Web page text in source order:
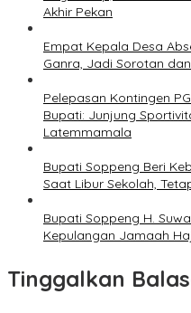
Akhir Pekan
Empat Kepala Desa
Ganra, Jadi Sorotan
Pelepasan Kontingen
Bupati: Junjung
Latemmamala
Bupati Soppeng Beri
Saat Libur Sekolah,
Bupati Soppeng H.
Kepulangan Jamaah
Tinggalkan